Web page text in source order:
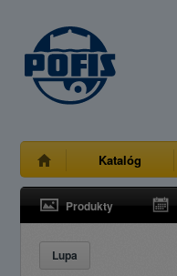
Katalóg
Produkty
Lupa